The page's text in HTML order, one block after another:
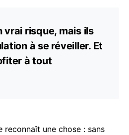
vrai risque, mais ils
à se réveiller. Et
à tout
reconnaît une chose : sans